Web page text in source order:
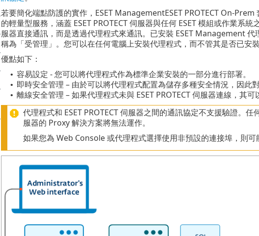
若要簡化端點防護的實作，ESET ManagementESET PROTECT On-
的輕量型服務，涵蓋 ESET PROTECT 伺服器與任何 ESET 模組或作業系統
服器直接通訊，而是透過代理程式來通訊。已安裝 ESET Management 代
稱為「受管理」。您可以在任何電腦上安裝代理程式，而不管其是否已安裝
優點如下：
• 容易設定 - 您可以將代理程式作為標準企業安裝的一部分進行部署。
• 即時安全管理 – 由於可以將代理程式配置為儲存多種安全情況，因此
• 離線安全管理 – 如果代理程式未與 ESET PROTECT 伺服器連線，其可
代理程式和 ESET PROTECT 伺服器之間的通訊協定不支援驗證。
服器的 Proxy 解決方案將無法運作。
如果您為 Web Console 或代理程式選擇使用非預設的連接埠，則可